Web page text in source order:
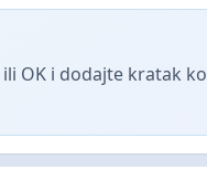
OK i dodajte kratak